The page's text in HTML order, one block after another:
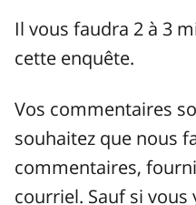
Il vous faudra 2 à 3
cette enquête.
Vos commentaires
souhaitez que nous
commentaires,
courriel. Sauf si vous